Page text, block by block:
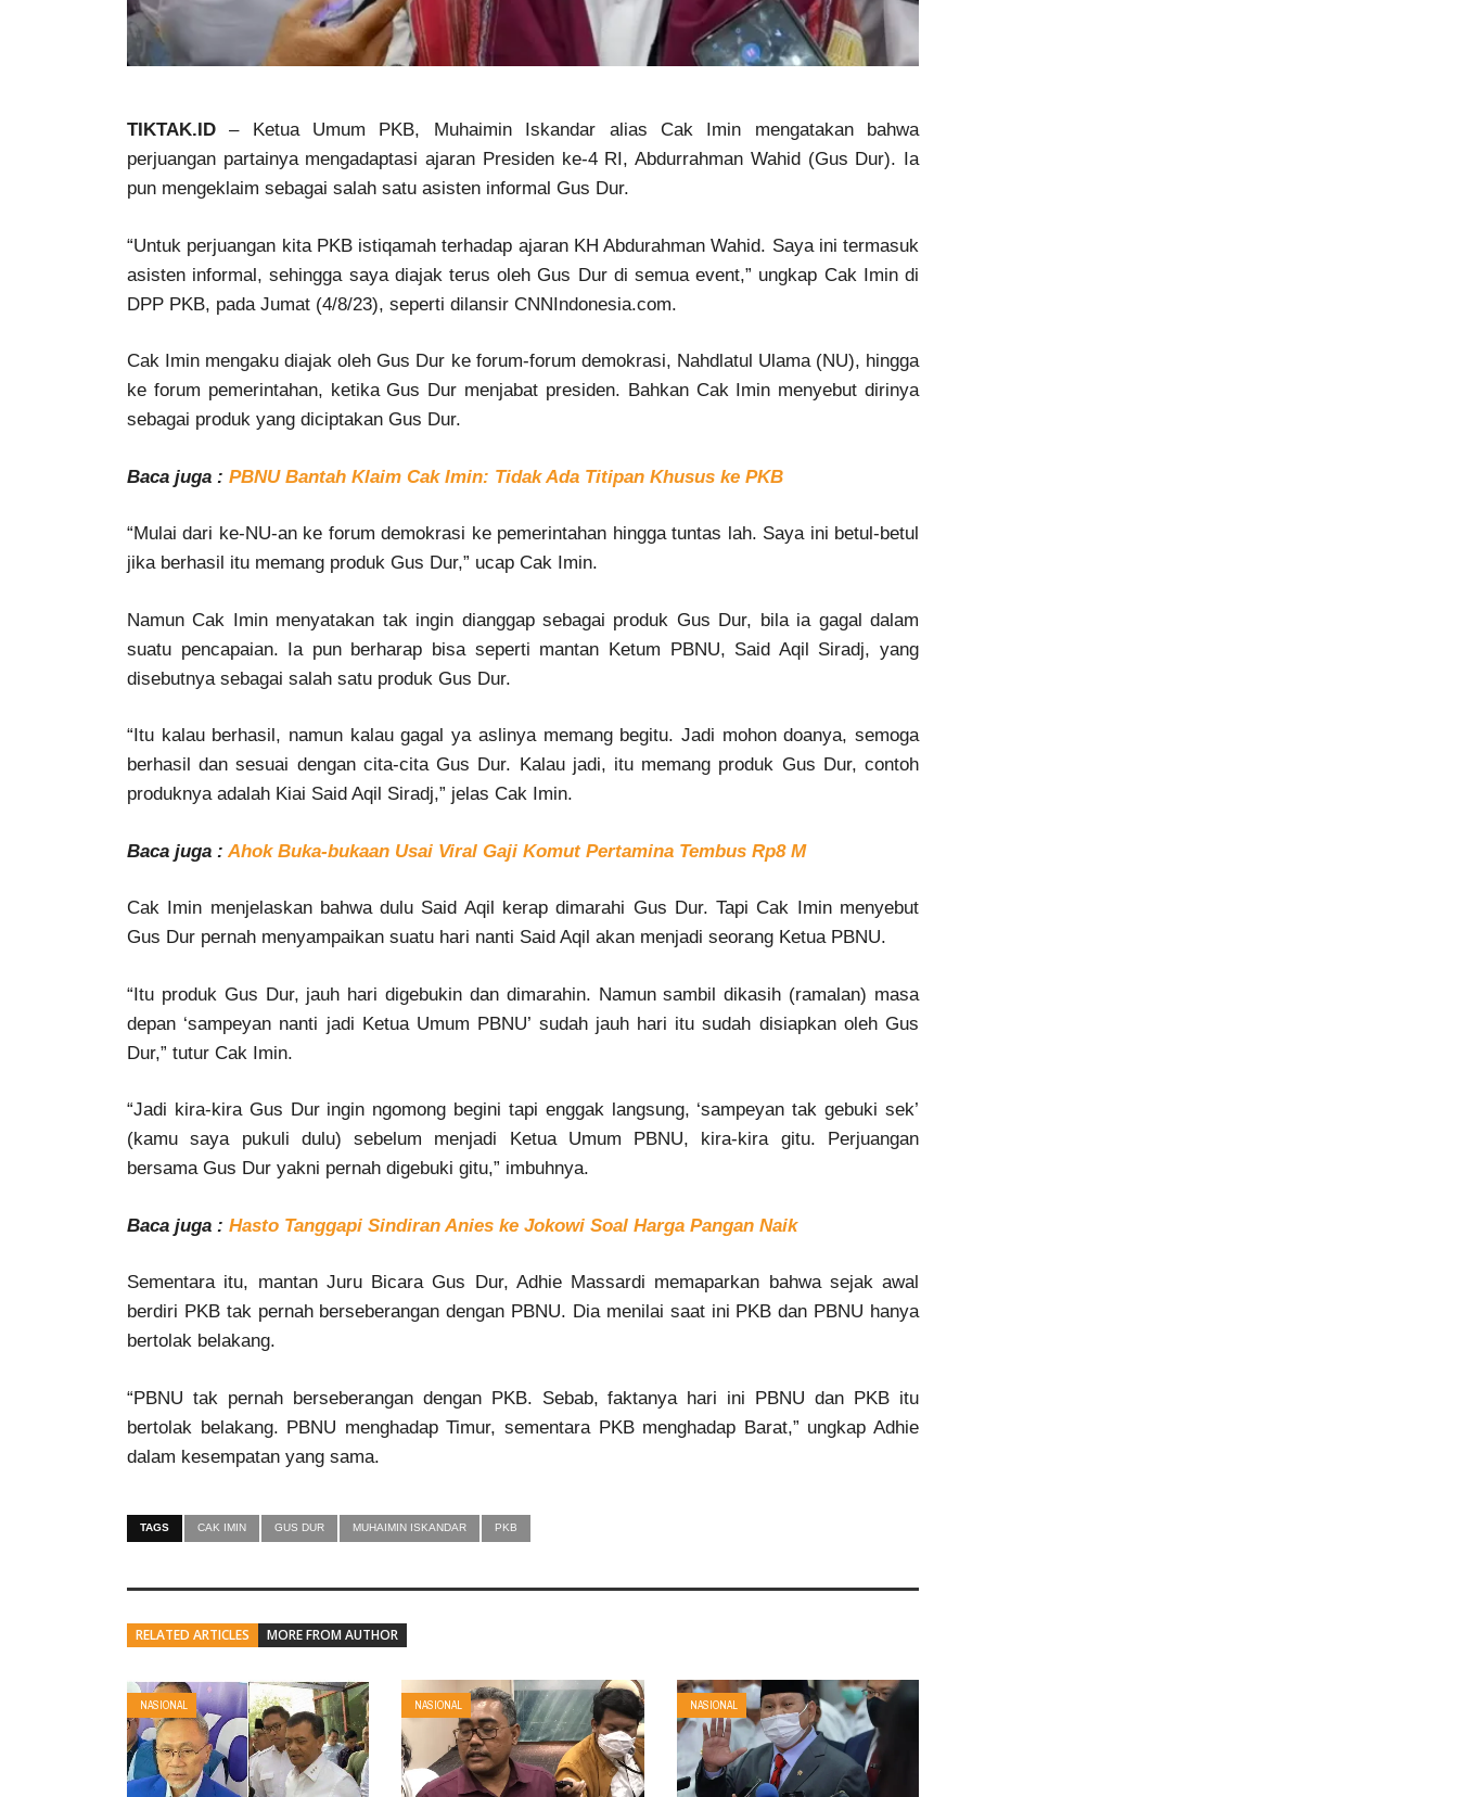
TIKTAK.ID– Ketua Umum PKB, Muhaimin Iskandar alias Cak Imin mengatakan bahwa
perjuangan partainya mengadaptasi ajaran Presiden ke-4 RI, Abdurrahman Wahid (Gus Dur). Ia
pun mengeklaim sebagai salah satu asisten informal Gus Dur.
“Untuk perjuangan kita PKB istiqamah terhadap ajaran KH Abdurahman Wahid. Saya ini termasuk
asisten informal, sehingga saya diajak terus oleh Gus Dur di semua event,” ungkap Cak Imin di
DPP PKB, pada Jumat (4/8/23), seperti dilansir CNNIndonesia.com.
Cak Imin mengaku diajak oleh Gus Dur ke forum-forum demokrasi, Nahdlatul Ulama (NU), hingga
ke forum pemerintahan, ketika Gus Dur menjabat presiden. Bahkan Cak Imin menyebut dirinya
sebagai produk yang diciptakan Gus Dur.
Baca juga : PBNU Bantah Klaim Cak Imin: Tidak Ada Titipan Khusus ke PKB
“Mulai dari ke-NU-an ke forum demokrasi ke pemerintahan hingga tuntas lah. Saya ini betul-betul
jika berhasil itu memang produk Gus Dur,” ucap Cak Imin.
Namun Cak Imin menyatakan tak ingin dianggap sebagai produk Gus Dur, bila ia gagal dalam
suatu pencapaian. Ia pun berharap bisa seperti mantan Ketum PBNU, Said Aqil Siradj, yang
disebutnya sebagai salah satu produk Gus Dur.
“Itu kalau berhasil, namun kalau gagal ya aslinya memang begitu. Jadi mohon doanya, semoga
berhasil dan sesuai dengan cita-cita Gus Dur. Kalau jadi, itu memang produk Gus Dur, contoh
produknya adalah Kiai Said Aqil Siradj,” jelas Cak Imin.
Baca juga :Ahok Buka-bukaan Usai Viral Gaji Komut Pertamina Tembus Rp8 M
Cak Imin menjelaskan bahwa dulu Said Aqil kerap dimarahi Gus Dur. Tapi Cak Imin menyebut
Gus Dur pernah menyampaikan suatu hari nanti Said Aqil akan menjadi seorang Ketua PBNU.
“Itu produk Gus Dur, jauh hari digebukin dan dimarahin. Namun sambil dikasih (ramalan) masa
depan ‘sampeyan nanti jadi Ketua Umum PBNU’ sudah jauh hari itu sudah disiapkan oleh Gus
Dur,” tutur Cak Imin.
“Jadi kira-kira Gus Dur ingin ngomong begini tapi enggak langsung, ‘sampeyan tak gebuki sek’
(kamu saya pukuli dulu) sebelum menjadi Ketua Umum PBNU, kira-kira gitu. Perjuangan
bersama Gus Dur yakni pernah digebuki gitu,” imbuhnya.
Baca juga : Hasto Tanggapi Sindiran Anies ke Jokowi Soal Harga Pangan Naik
Sementara itu, mantan Juru Bicara Gus Dur, Adhie Massardi memaparkan bahwa sejak awal
berdiri PKB tak pernah berseberangan dengan PBNU. Dia menilai saat ini PKB dan PBNU hanya
bertolak belakang.
“PBNU tak pernah berseberangan dengan PKB. Sebab, faktanya hari ini PBNU dan PKB itu
bertolak belakang. PBNU menghadap Timur, sementara PKB menghadap Barat,” ungkap Adhie
dalam kesempatan yang sama.
TAGS CAK IMIN GUS DUR MUHAIMIN ISKANDAR PKB
RELATED ARTICLES MORE FROM AUTHOR
NASIONAL NASIONAL NASIONAL